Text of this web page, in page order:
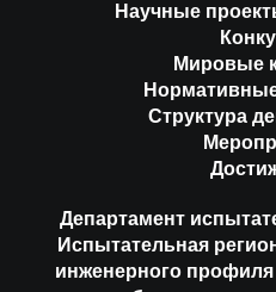
Научные
Мировые
Структура
Департамент
Испытательная
инженерного